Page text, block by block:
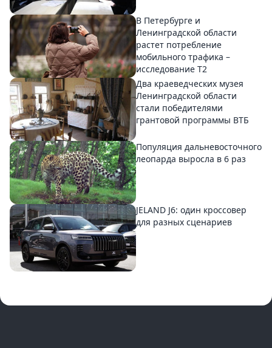
В Петербурге и
Ленинградской области
растет потребление
мобильного трафика –
исследование T2
Два краеведческих музея
Ленинградской области
стали победителями
грантовой программы ВТБ
Популяция дальневосточного
леопарда выросла в 6 раз
JELAND J6: один кроссовер
для разных сценариев